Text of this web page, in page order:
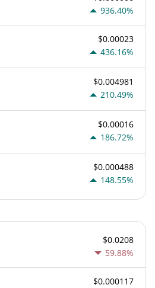
936.40%
$0.00023
436.16%
$0.004981
210.49%
$0.00016
186.72%
$0.000488
148.55%
$0.0208
59.88%
$0.000117